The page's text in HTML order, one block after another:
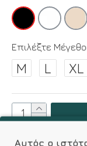
Επιλέξτε
M L XL
Αυτός ο